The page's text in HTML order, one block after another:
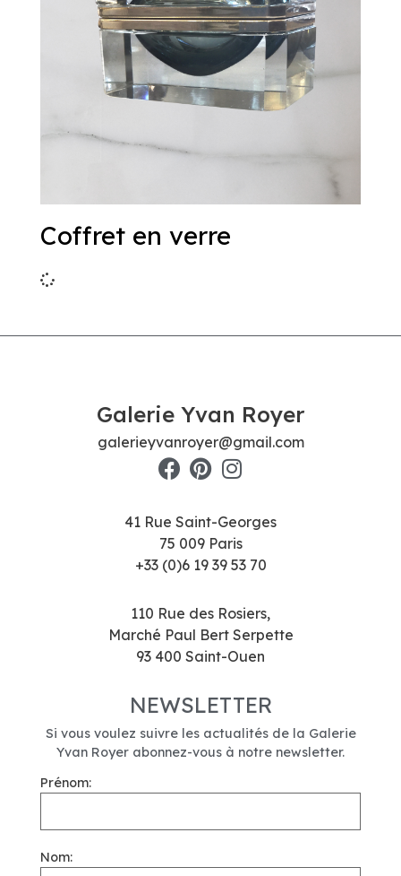
Coffret en verre
Galerie Yvan Royer
galerieyvanroyer@gmail.com
41 Rue Saint-Georges
75 009 Paris
+33 (0)6 19 39 53 70
110 Rue des Rosiers,
Marché Paul Bert Serpette
93 400 Saint-Ouen
NEWSLETTER
Si vous voulez suivre les actualités de la Galerie
Yvan Royer abonnez-vous à notre newsletter.
Prénom:
Nom: